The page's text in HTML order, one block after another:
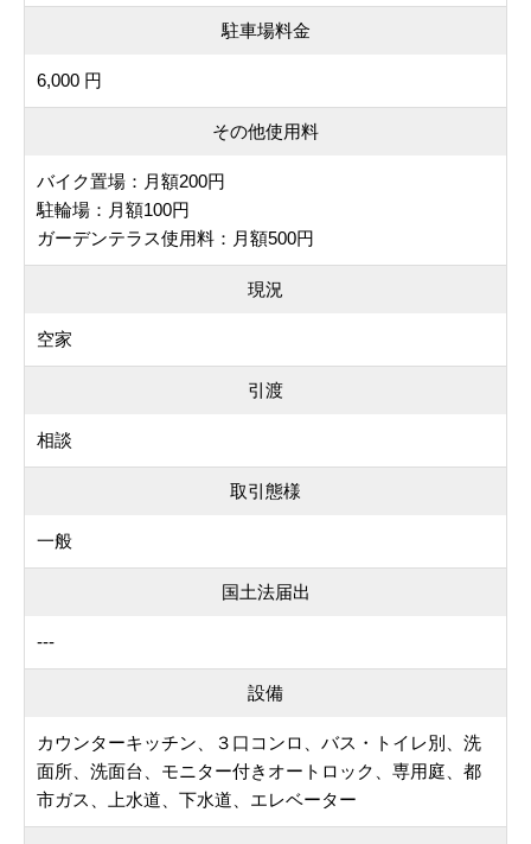
駐車場料金
6,000 円
その他使用料
バイク置場：月額200円
駐輪場：月額100円
ガーデンテラス使用料：月額500円
現況
空家
引渡
相談
取引態様
一般
国土法届出
---
設備
カウンターキッチン、３口コンロ、バス・トイレ別、洗
面所、洗面台、モニター付きオートロック、専用庭、都
市ガス、上水道、下水道、エレベーター